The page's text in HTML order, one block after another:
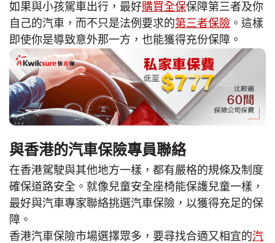
如果與小孩駕車出行，最好購買全保保障第三者及你
自己的汽車，而不只是法例要求的第三者保險 。這樣
即使你是導致意外那一方，也能獲得充份保障。
與香港的汽車保險專員聯絡
在香港駕駛與其他地方一樣，都有嚴格的規條及制度
確保道路安全。就像兒童安全座椅能保護兒童一樣，
最好與汽車專家聯絡挑選汽車保險，以獲得充足的保
障。
香港汽車保險市場選擇眾多，要尋找合適又相宜的汽